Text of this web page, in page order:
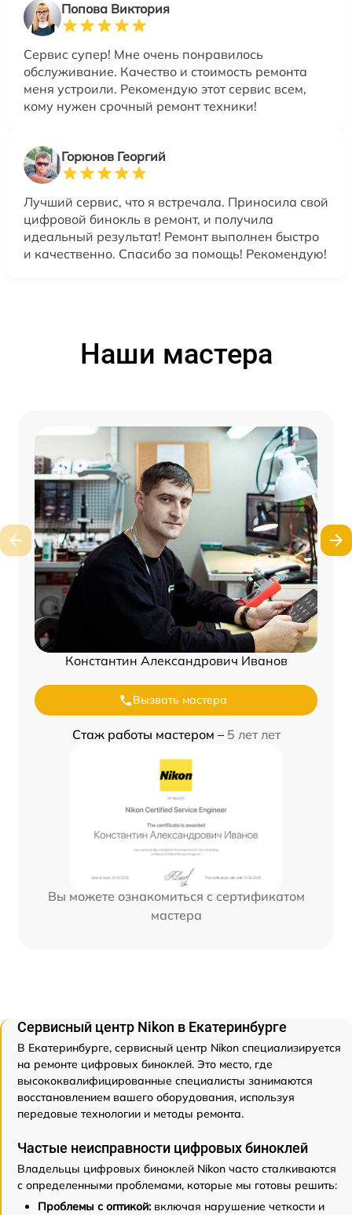
Попова Виктория
Сервис супер! Мне очень понравилось
обслуживание. Качество и стоимость ремонта
меня устроили. Рекомендую этот сервис всем,
кому нужен срочный ремонт техники!
Горюнов Георгий
Лучший сервис, что я встречала. Приносила свой
цифровой бинокль в ремонт, и получила
идеальный результат! Ремонт выполнен быстро
и качественно. Спасибо за помощь! Рекомендую!
Наши мастера
Константин Александрович Иванов
Вызвать мастера
Стаж работы мастером – 5 лет лет
Вы можете ознакомиться с сертификатом
мастера
Сервисный центр Nikon в Екатеринбурге
В Екатеринбурге, сервисный центр Nikon специализируется
на ремонте цифровых биноклей. Это место, где
высококвалифицированные специалисты занимаются
восстановлением вашего оборудования, используя
передовые технологии и методы ремонта.
Частые неисправности цифровых биноклей
Владельцы цифровых биноклей Nikon часто сталкиваются
с определенными проблемами, которые мы готовы решить:
Проблемы с оптикой: включая нарушение четкости и